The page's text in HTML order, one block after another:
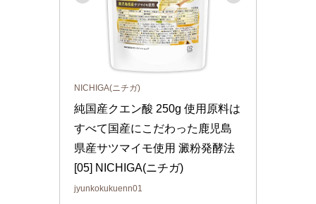
NICHIGA(ニチガ)
純国産クエン酸 250g 使用原料は
すべて国産にこだわった鹿児島
県産サツマイモ使用 澱粉発酵法
[05] NICHIGA(ニチガ)
jyunkokukuenn01